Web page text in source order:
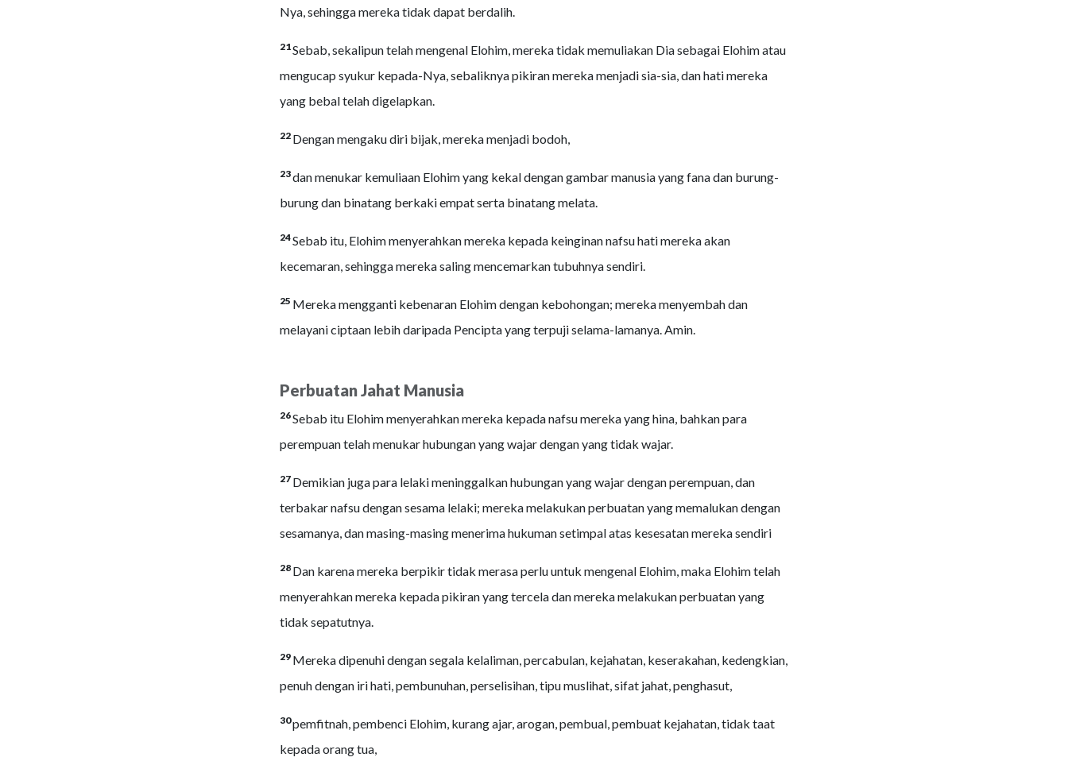
Nya, sehingga mereka tidak dapat berdalih.
21Sebab, sekalipun telah mengenal Elohim, mereka tidak memuliakan Dia sebagai Elohim atau
mengucap syukur kepada-Nya, sebaliknya pikiran mereka menjadi sia-sia, dan hati mereka
yang bebal telah digelapkan.
22 Dengan mengaku diri bijak, mereka menjadi bodoh,
23dan menukar kemuliaan Elohim yang kekal dengan gambar manusia yang fana dan burung-
burung dan binatang berkaki empat serta binatang melata.
24Sebab itu, Elohim menyerahkan mereka kepada keinginan nafsu hati mereka akan
kecemaran, sehingga mereka saling mencemarkan tubuhnya sendiri.
25 Mereka mengganti kebenaran Elohim dengan kebohongan; mereka menyembah dan
melayani ciptaan lebih daripada Pencipta yang terpuji selama-lamanya. Amin.
Perbuatan Jahat Manusia
26Sebab itu Elohim menyerahkan mereka kepada nafsu mereka yang hina, bahkan para
perempuan telah menukar hubungan yang wajar dengan yang tidak wajar.
27 Demikian juga para lelaki meninggalkan hubungan yang wajar dengan perempuan, dan
terbakar nafsu dengan sesama lelaki; mereka melakukan perbuatan yang memalukan dengan
sesamanya, dan masing-masing menerima hukuman setimpal atas kesesatan mereka sendiri
28 Dan karena mereka berpikir tidak merasa perlu untuk mengenal Elohim, maka Elohim telah
menyerahkan mereka kepada pikiran yang tercela dan mereka melakukan perbuatan yang
tidak sepatutnya.
29 Mereka dipenuhi dengan segala kelaliman, percabulan, kejahatan, keserakahan, kedengkian,
penuh dengan iri hati, pembunuhan, perselisihan, tipu muslihat, sifat jahat, penghasut,
30pemfitnah, pembenci Elohim, kurang ajar, arogan, pembual, pembuat kejahatan, tidak taat
kepada orang tua,